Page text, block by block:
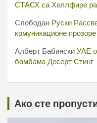
СТАСХ са Хеллфире
Слободан Руски
комуникационе
Алберт Бабински УАЕ
бомбама Десерт Стинг
Ако сте